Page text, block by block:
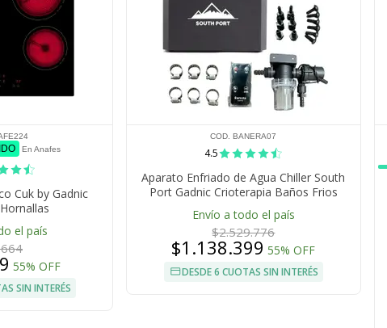
En Anafes
Cuk by Gadnic
el país
55% OFF
SIN INTERÉS
COD. BANERA07
4.5
Aparato Enfriado de Agua Chiller South
Port Gadnic Crioterapia Baños Frios
Envío a todo el país
$2.529.776
$1.138.399 55% OFF
DESDE 6 CUOTAS SIN INTERÉS